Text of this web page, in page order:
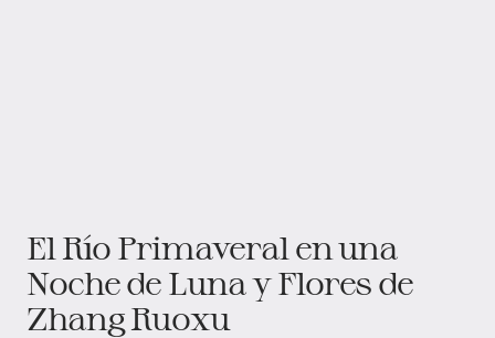
El Río Primaveral en una
Noche de Luna y Flores de
Zhang Ruoxu